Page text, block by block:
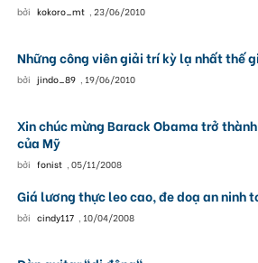
bởi kokoro_mt , 23/06/2010
Những công viên giải trí kỳ lạ nhất thế
bởi jindo_89 , 19/06/2010
Xin chúc mừng Barack Obama trở
của Mỹ
bởi fonist , 05/11/2008
Giá lương thực leo cao, đe doạ an ninh
bởi cindy117 , 10/04/2008